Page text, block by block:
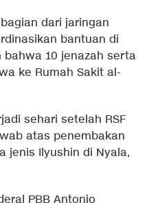
dari jaringan
bantuan di
10 jenazah serta
ke Rumah Sakit al-
sehari setelah RSF
atas penembakan
jenis Ilyushin di Nyala,